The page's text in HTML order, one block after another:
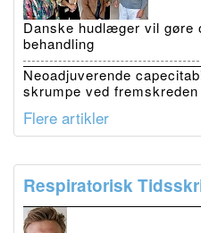
Danske hudlæger vil gøre
behandling
Neoadjuverende
skrumpe ved
Flere artikler
Respiratorisk